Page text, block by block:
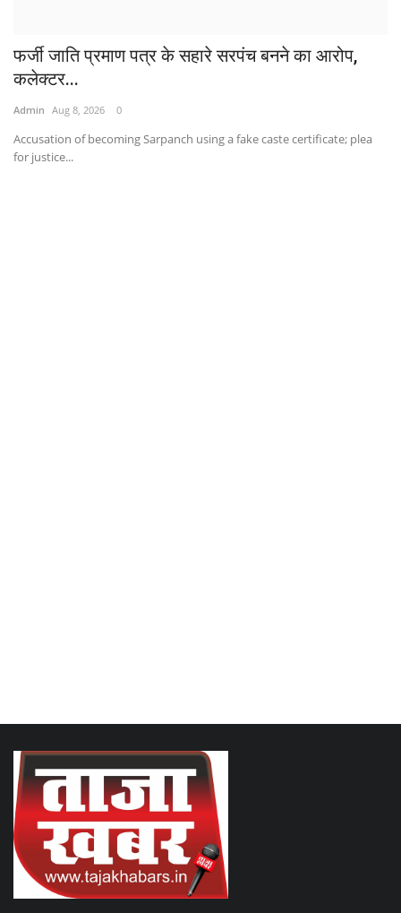
फर्जी जाति प्रमाण पत्र के सहारे सरपंच बनने का आरोप,
कलेक्टर...
Admin Aug 8, 2026 0
Accusation of becoming Sarpanch using a fake caste certificate; plea
for justice...